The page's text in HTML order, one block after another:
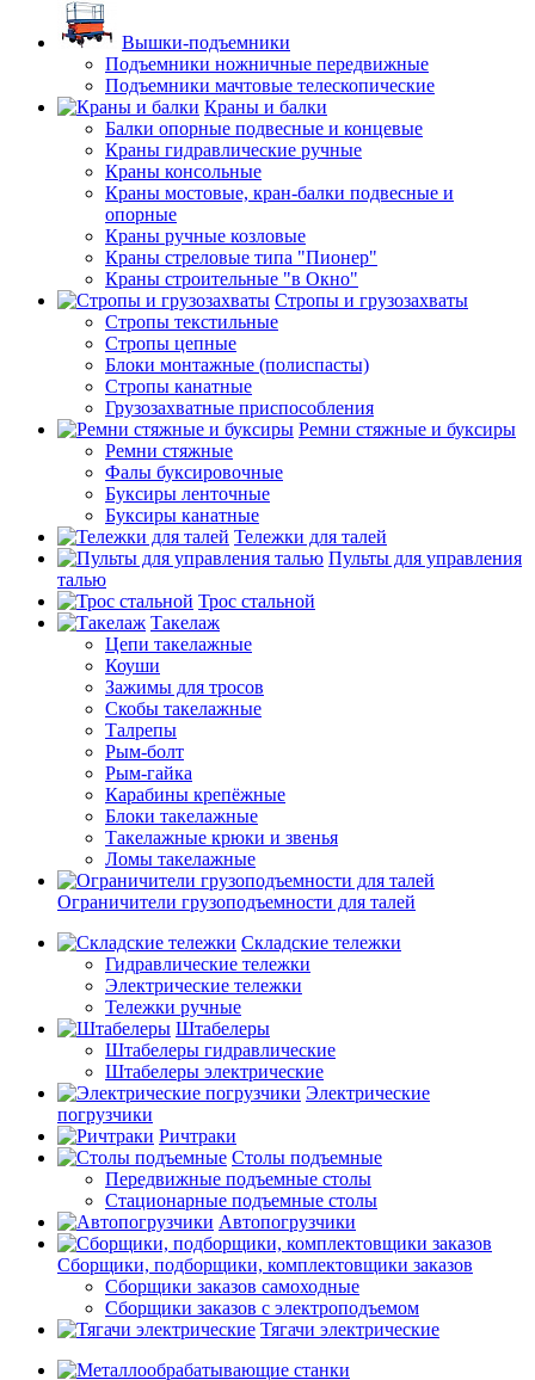
Вышки-подъемники
Подъемники ножничные передвижные
Подъемники мачтовые телескопические
Краны и балки
Балки опорные подвесные и концевые
Краны гидравлические ручные
Краны консольные
Краны мостовые, кран-балки подвесные и
опорные
Краны ручные козловые
Краны стреловые типа "Пионер"
Краны строительные "в Окно"
Стропы и грузозахваты
Стропы текстильные
Стропы цепные
Блоки монтажные (полиспасты)
Стропы канатные
Грузозахватные приспособления
Ремни стяжные и буксиры
Ремни стяжные
Фалы буксировочные
Буксиры ленточные
Буксиры канатные
Тележки для талей
Пульты для управления
талью
Трос стальной
Такелаж
Цепи такелажные
Коуши
Зажимы для тросов
Скобы такелажные
Талрепы
Рым-болт
Рым-гайка
Карабины крепёжные
Блоки такелажные
Такелажные крюки и звенья
Ломы такелажные
Ограничители грузоподъемности для талей
Складские тележки
Гидравлические тележки
Электрические тележки
Тележки ручные
Штабелеры
Штабелеры гидравлические
Штабелеры электрические
Электрические
погрузчики
Ричтраки
Столы подъемные
Передвижные подъемные столы
Стационарные подъемные столы
Автопогрузчики
Сборщики, подборщики, комплектовщики заказов
Сборщики заказов самоходные
Сборщики заказов с электроподъемом
Тягачи электрические